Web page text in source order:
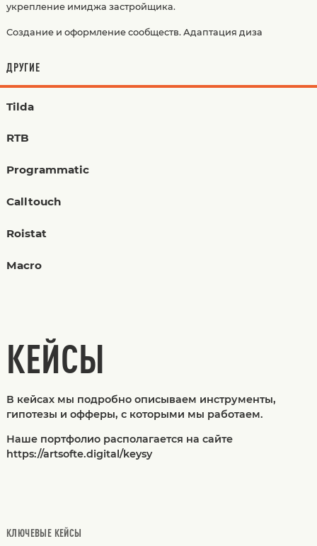
укрепление имиджа застройщика.
Создание и оформление сообществ. Адаптация диза
ДРУГИЕ
Tilda
RTB
Programmatic
Calltouch
Roistat
Macro
КЕЙСЫ
В кейсах мы подробно описываем инструменты,
гипотезы и офферы, с которыми мы работаем.
Наше портфолио располагается на сайте
https://artsofte.digital/keysy
КЛЮЧЕВЫЕ КЕЙСЫ